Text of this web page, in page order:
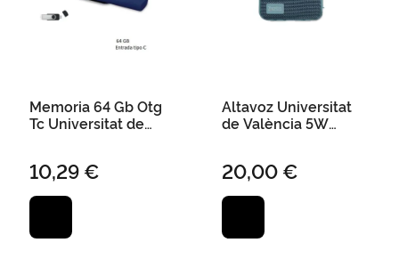
Memoria 64 Gb Otg
Tc Universitat de
10,29 €
Altavoz Universitat
de València 5W
20,00 €